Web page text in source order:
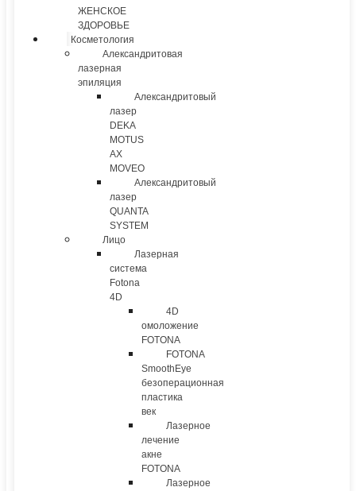
ЖЕНСКОЕ
ЗДОРОВЬЕ
Косметология
Александритовая
лазерная
эпиляция
Александритовый
лазер
DEKA
MOTUS
AX
MOVEO
Александритовый
лазер
QUANTA
SYSTEM
Лицо
Лазерная
система
Fotona
4D
4D
омоложение
FOTONA
FOTONA
SmoothEye
безоперационная
пластика
век
Лазерное
лечение
акне
FOTONA
Лазерное